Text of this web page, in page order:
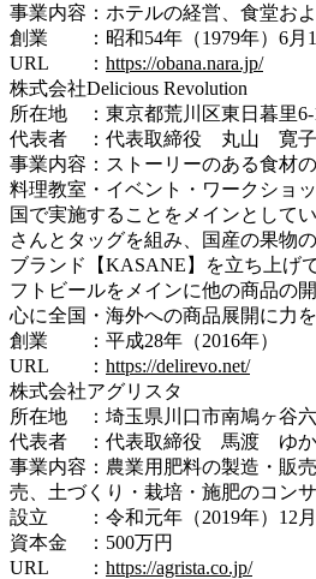
事業内容：ホテルの経営、食堂お
創業 ：昭和54年（1979年）6月1
URL ： https://obana.nara.jp/
株式会社Delicious Revolution
所在地 ：東京都荒川区東日暮里6-
代表者 ：代表取締役 丸山 寛子
事業内容：ストーリーのある食材
料理教室・イベント・ワークショ
国で実施することをメインとして
さんとタッグを組み、国産の果物
ブランド【KASANE】を立ち上げ
フトビールをメインに他の商品の
心に全国・海外への商品展開に力
創業 ：平成28年（2016年）
URL ： https://delirevo.net/
株式会社アグリスタ
所在地 ：埼玉県川口市南鳩ヶ谷
代表者 ：代表取締役 馬渡 ゆか
事業内容：農業用肥料の製造・販
売、土づくり・栽培・施肥のコン
設立 ：令和元年（2019年）12月
資本金 ：500万円
URL ： https://agrista.co.jp/